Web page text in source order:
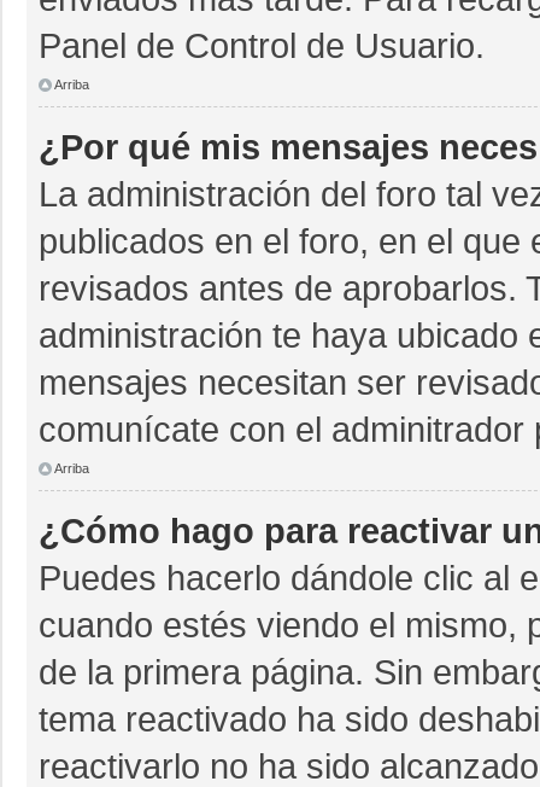
Panel de Control de Usuario.
Arriba
¿Por qué mis mensajes
La administración del foro tal
publicados en el foro, en el
revisados antes de aprobarlos.
administración te haya ubicado
mensajes necesitan ser
comunícate con el
Arriba
¿Cómo hago para reactivar
Puedes hacerlo dándole clic al
cuando estés viendo el mismo,
de la primera página. Sin
tema reactivado ha sido
reactivarlo no ha sido